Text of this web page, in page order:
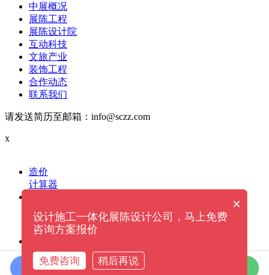
中展概况
展陈工程
展陈设计院
互动科技
文旅产业
装饰工程
合作动态
联系我们
请发送简历至邮箱：info@sczz.com
x
造价
计算器
给我们拨打电话13060000870
×
设计施工一体化展陈设计公司，马上免费
咨询方案报价
免费咨询 稍后再说
在线咨询